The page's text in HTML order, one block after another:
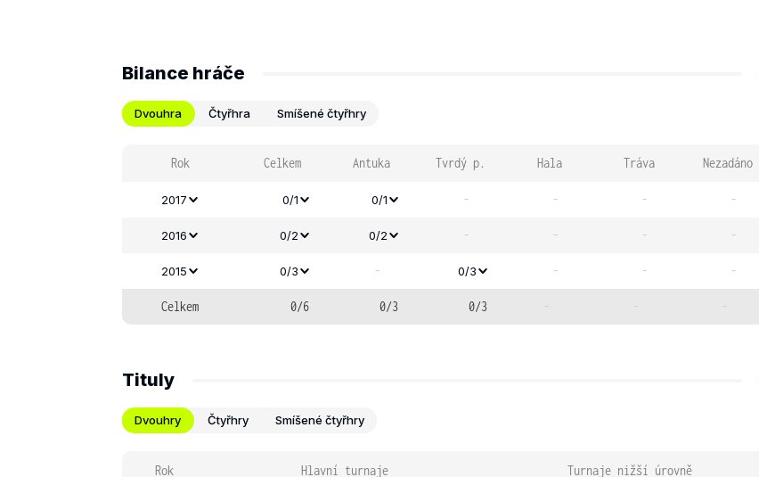
Bilance hráče
Dvouhra Čtyřhra Smíšené čtyřhry
Rok Celkem Antuka Tvrdý p. Hala Tráva Nezadáno
2017 0/1 0/1 - - - -
2016 0/2 0/2 - - - -
2015 0/3 - 0/3 - - -
Celkem 0/6 0/3 0/3 - - -
Tituly
Dvouhry Čtyřhry Smíšené čtyřhry
Rok Hlavní turnaje Turnaje nižší úrovně